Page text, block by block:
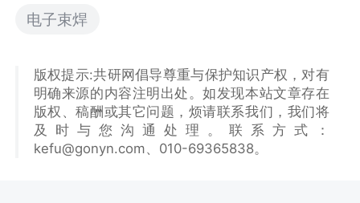
电子束焊
版权提示:共研网倡导尊重与保护知识产权，对有
明确来源的内容注明出处。如发现本站文章存在
版权、稿酬或其它问题，烦请联系我们，我们将
及时与您沟通处理。联系方式：
kefu@gonyn.com、010-69365838。